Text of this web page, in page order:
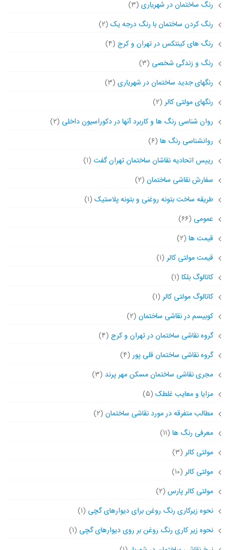
رنگ ساختمان در شهریاری (۳)
رنگ کردن ساختمان با رنگ درجه یک (۲)
رنگ های کینتکس در تهران و کرج (۴)
رنگ و زندگی شخصی (۳)
رنگهای جدید ساختمان در شهریاری (۳)
رنگهای مولتی کالر(۲)
روان شناسی رنگ ها و کاربرد آنها در دکوراسیون داخلی (۲)
روانشناسی رنگ ها (۶)
رییس اتحادیه نقاشان ساختمان تهران گفت (۱)
سفارش نقاشی ساختمان (۲)
طریقه ساخت بتونه روغنی و بتونه پلاستیک (۱)
عمومی (۶۶)
قیمت ها (۲)
قیمت مولتی کالر(۱)
کاتالوگ بلکا (۱)
کاتالوگ مولتی کالر(۱)
کوبیسم در نقاشی ساختمان (۲)
گروه نقاشی ساختمان در تهران و کرج (۴)
گروه نقاشی ساختمان قلی پور(۴)
مجری نقاشی ساختمان مسکن مهر پرند (۳)
مزایا و معایب غلطک (۵)
مطالب متفرقه در مورد نقاشی ساختمان (۲)
معرفی رنگ ها (۱۱)
مولتی کالر(۳)
مولتی کالر(۱۰)
مولتی کالر پارس (۲)
نحوه زیرکاری رنگ روغن برای دیوارهای گچی (۱)
نحوه زیر کاری رنگ روغن بر روی دیوارهای گچی (۱)